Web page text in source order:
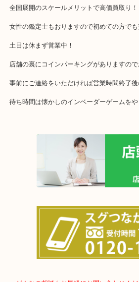
・当店の特徴
箕面市・豊中市・池田市・川西市・宝塚
品目数で使わなくなったお品物をお買取
全国展開のスケールメリットで高価買取
女性の鑑定士もおりますので初めての方
店舗の裏にコインパーキングがありま
事前にご連絡をいただければ営業時間
待ち時間は懐かしのインベーダーゲーム